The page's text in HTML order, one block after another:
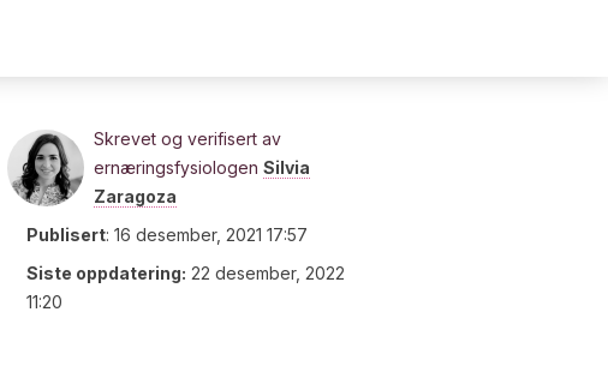
Skrevet og verifisert av
ernæringsfysiologen Silvia
Zaragoza
Publisert: 16 desember, 2021 17:57
Siste oppdatering: 22 desember, 2022
11:20